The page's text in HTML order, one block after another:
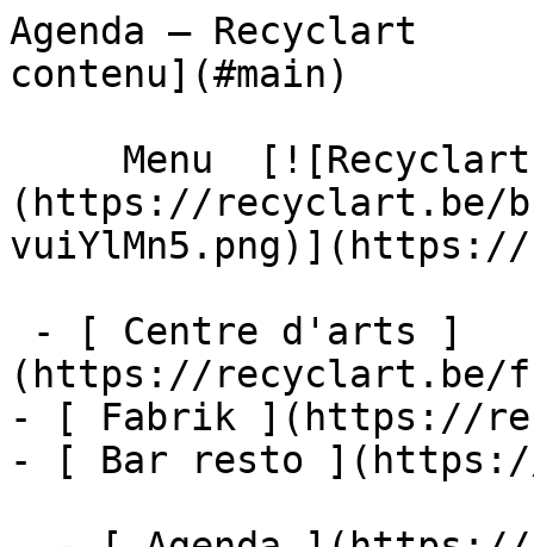
Agenda –
contenu](#main)
(https://recyclart.be/
(https://recyclart.be/
- [ Fabrik ](https://
- [ Bar resto